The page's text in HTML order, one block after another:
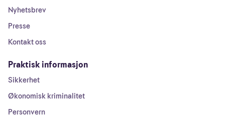
Nyhetsbrev
Presse
Kontakt oss
Praktisk informasjon
Sikkerhet
Økonomisk kriminalitet
Personvern